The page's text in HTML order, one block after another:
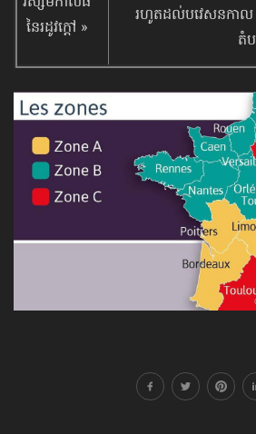
នៃ​រដូវក្ដៅ »
រហូតដល់​បវេសនកាល
តំ